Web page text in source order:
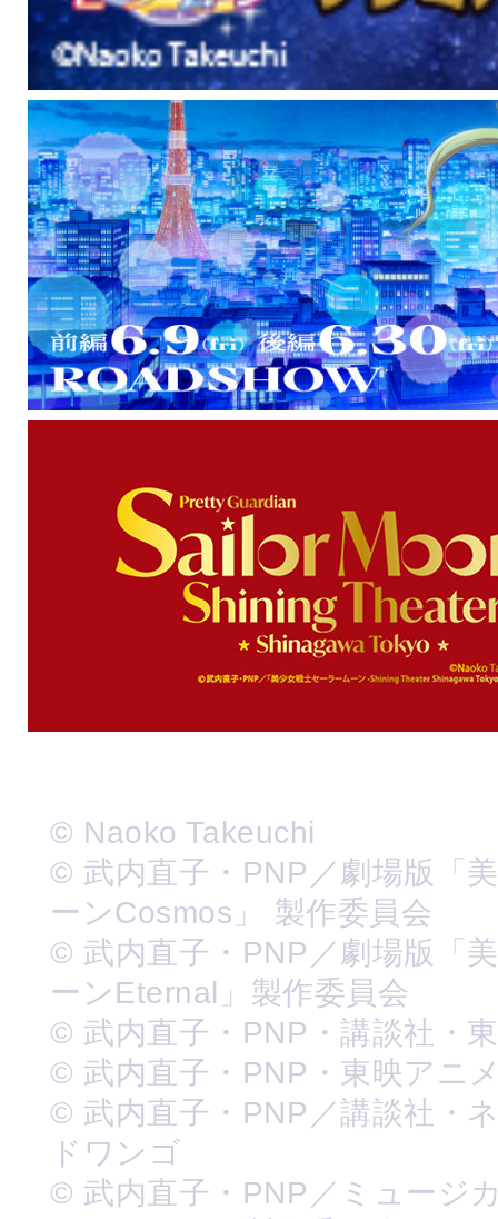
© Naoko Takeuchi
© 武内直子・PNP／劇場版「
ーンCosmos」 製作委員会
© 武内直子・PNP／劇場版「
ーンEternal」製作委員会
© 武内直子・PNP・講談社・
© 武内直子・PNP・東映アニ
© 武内直子・PNP／講談社・
ドワンゴ
© 武内直子・PNP／ミュージ